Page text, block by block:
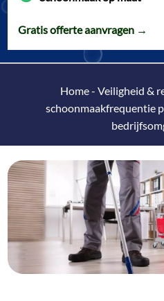
Gratis offerte aanvragen →
Home- Veiligheid &
schoonmaakfrequentie